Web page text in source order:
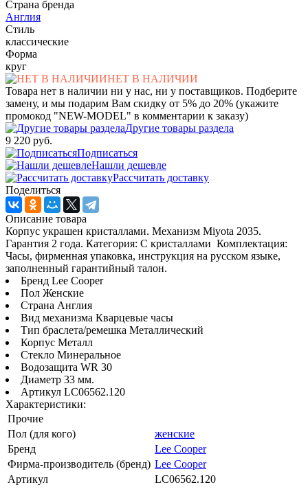
Страна бренда
Англия
Стиль
классические
Форма
круг
НЕТ В НАЛИЧИИ
Товара нет в наличии ни у нас, ни у поставщиков. Подберите
замену, и мы подарим Вам скидку от 5% до 20% (укажите
промокод "NEW-MODEL" в комментарии к заказу)
Другие товары раздела
9 220 руб.
Подписаться
Нашли дешевле
Рассчитать доставку
Поделиться
Описание товара
Корпус украшен кристаллами. Механизм Miyota 2035.
Гарантия 2 года. Категория: С кристаллами Комплектация:
Часы, фирменная упаковка, инструкция на русском языке,
заполненный гарантийный талон.
Бренд Lee Cooper
Пол Женские
Страна Англия
Вид механизма Кварцевые часы
Тип браслета/ремешка Металлический
Корпус Металл
Стекло Минеральное
Водозащита WR 30
Диаметр 33 мм.
Артикул LC06562.120
Характеристики:
Прочие
Пол (для кого)
женские
Бренд
Lee Cooper
Фирма-производитель (бренд) Lee Cooper
Артикул
LC06562.120